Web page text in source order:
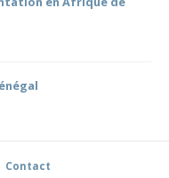
Contact